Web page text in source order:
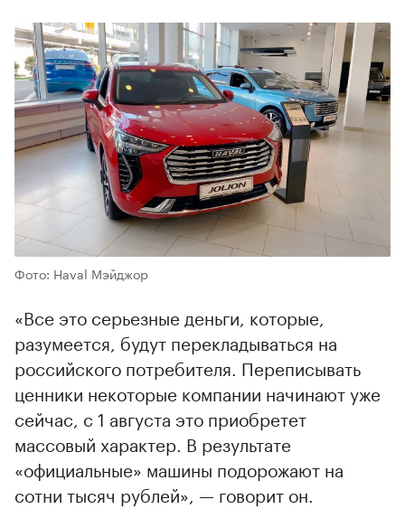
Фото: Haval Мэйджор
«Все это серьезные деньги, которые,
разумеется, будут перекладываться на
российского потребителя. Переписывать
ценники некоторые компании начинают уже
сейчас, с 1 августа это приобретет
массовый характер. В результате
«официальные» машины подорожают на
сотни тысяч рублей», — говорит он.